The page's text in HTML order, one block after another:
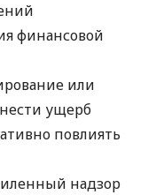
финансовой
или
ущерб
повлиять
надзор